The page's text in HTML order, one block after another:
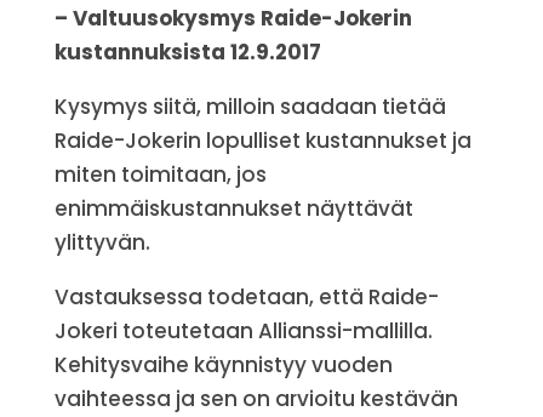
– Valtuusokysmys Raide-Jokerin
kustannuksista 12.9.2017
Kysymys siitä, milloin saadaan tietää
Raide-Jokerin lopulliset kustannukset ja
miten toimitaan, jos
enimmäiskustannukset näyttävät
ylittyvän.
Vastauksessa todetaan, että Raide-
Jokeri toteutetaan Allianssi-mallilla.
Kehitysvaihe käynnistyy vuoden
vaihteessa ja sen on arvioitu kestävän